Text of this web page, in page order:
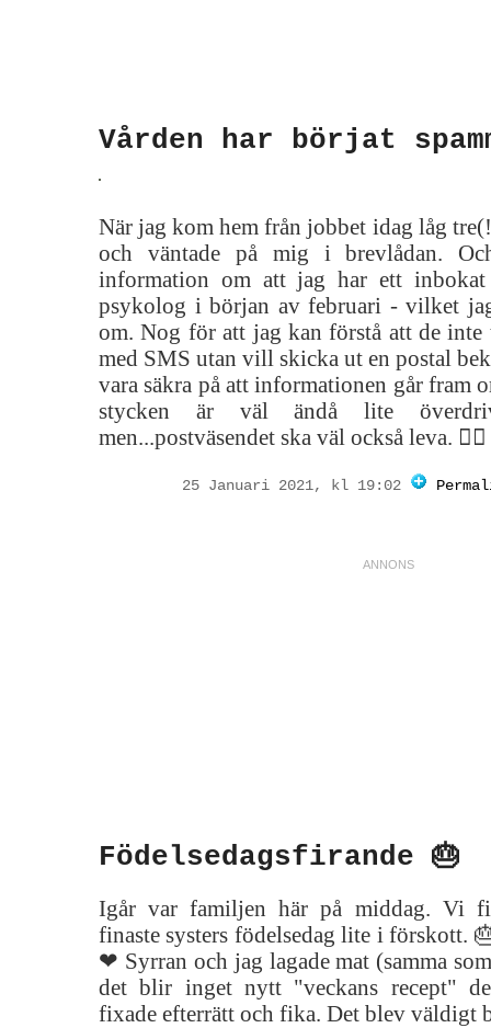
Vården har börjat
När jag kom hem från jobbet idag låg
och väntade på mig i brevlådan.
information om att jag har ett
psykolog i början av februari - vilket
om. Nog för att jag kan förstå att de inte
med SMS utan vill skicka ut en postal
vara säkra på att informationen går fram
stycken är väl ändå lite
men...postväsendet ska väl också leva. 🤷‍♀️
25 Januari 2021, kl 19:02
Födelsedagsfirande 🎂
Igår var familjen här på middag. Vi
finaste systers födelsedag lite i förskott.
❤ Syrran och jag lagade mat (samma
det blir inget nytt "veckans recept"
fixade efterrätt och fika. Det blev väldigt